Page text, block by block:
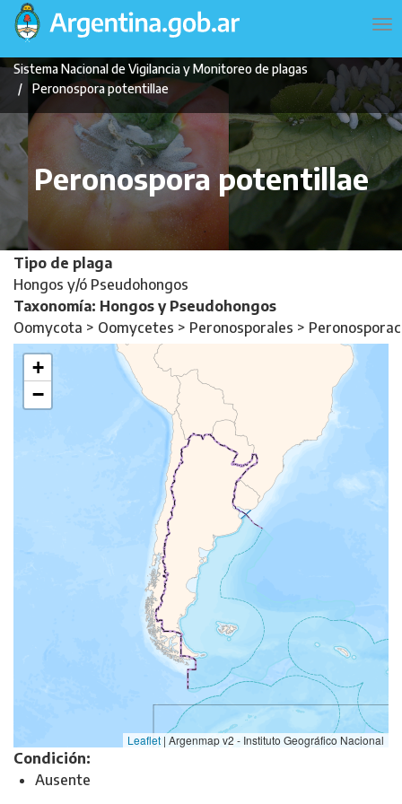
Pasar
contenido
principal
Navegación
principal
Sistema Nacional de Vigilancia y Monitoreo de plagas
Peronospora potentillae
Peronospora potentillae
Tipo de plaga
Hongos y/ó Pseudohongos
Taxonomía: Hongos y Pseudohongos
Oomycota > Oomycetes > Peronosporales >
+
−
Leaflet | Argenmap v2 - Instituto Geográfico Nacional
Condición:
Ausente